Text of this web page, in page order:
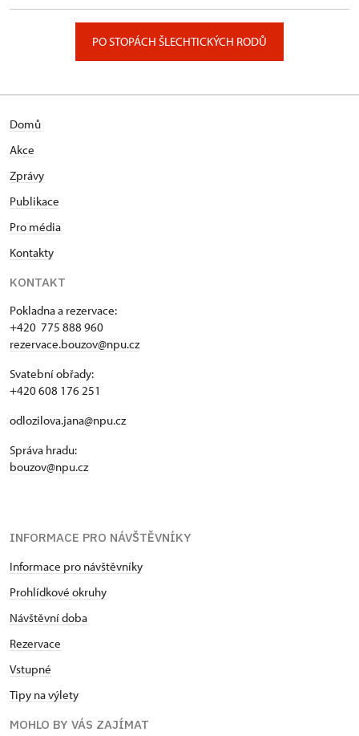
PO STOPÁCH ŠLECHTICKÝCH RODŮ
Domů
Akce
Zprávy
Publikace
Pro média
Kontakty
KONTAKT
Pokladna a rezervace:
+420 775 888 960
rezervace.bouzov@npu.cz
Svatební obřady:
+420 608 176 251
odlozilova.jana@npu.cz
Správa hradu:
bouzov@npu.cz
INFORMACE PRO NÁVŠTĚVNÍKY
Informace pro návštěvníky
Prohlídkové okruhy
Návštěvní doba
Rezervace
Vstupné
Tipy na výlety
MOHLO BY VÁS ZAJÍMAT